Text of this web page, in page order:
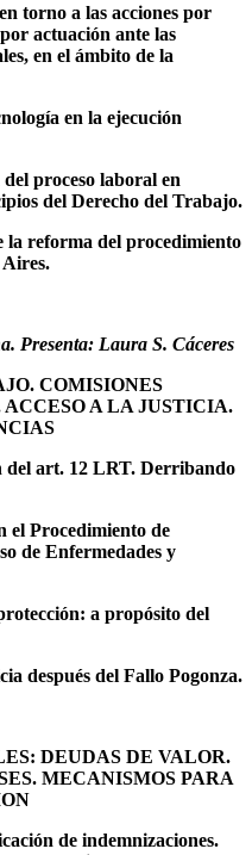
torno a las acciones por
actuación ante las
en el ámbito de la
en la ejecución
proceso laboral en
del Derecho del Trabajo.
la reforma del procedimiento
Presenta: Laura S. Cáceres
COMISIONES
A LA JUSTICIA.
del art. 12 LRT. Derribando
Procedimiento de
de Enfermedades y
a propósito del
después del Fallo Pogonza.
DEUDAS DE VALOR.
MECANISMOS PARA
de indemnizaciones.